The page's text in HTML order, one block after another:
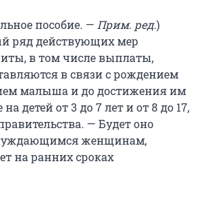
пособие. — Прим. ред.)
ряд действующих мер
в том числе выплаты,
в связи с рождением
малыша и до достижения им
детей от 3 до 7 лет и от 8 до 17,
— Будет оно
женщинам,
на ранних сроках